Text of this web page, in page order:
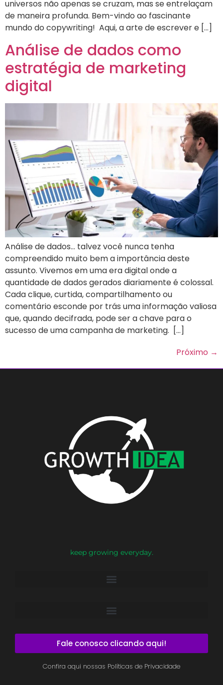
universos não apenas se cruzam, mas se entrelaçam
de maneira profunda. Bem-vindo ao fascinante
mundo do copywriting! Aqui, a arte de escrever e […]
Análise de dados como
estratégia de marketing
digital
Análise de dados… talvez você nunca tenha
compreendido muito bem a importância deste
assunto. Vivemos em uma era digital onde a
quantidade de dados gerados diariamente é colossal.
Cada clique, curtida, compartilhamento ou
comentário esconde por trás uma informação valiosa
que, quando decifrada, pode ser a chave para o
sucesso de uma campanha de marketing. […]
Próximo →
keep growing everyday.
Fale conosco clicando aqui!
Confira aqui nossas Políticas de Privacidade